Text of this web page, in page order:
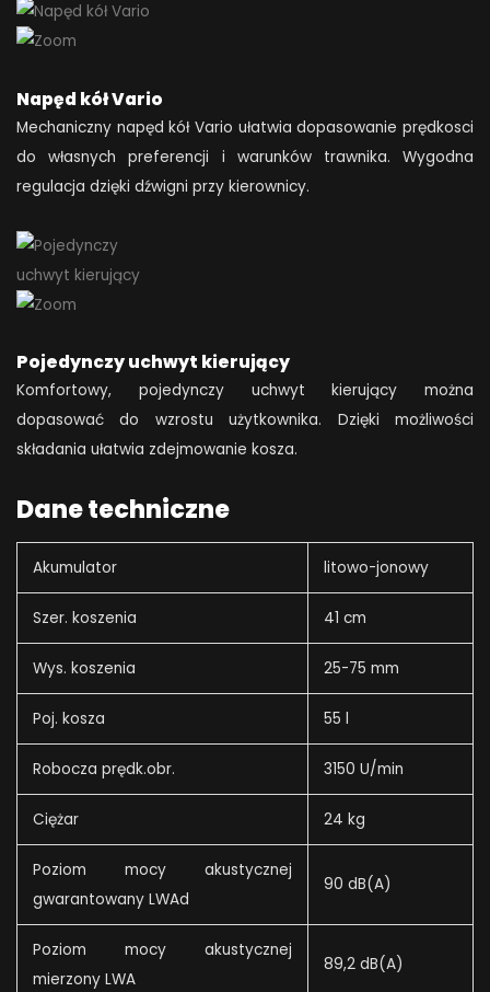
Napęd kół Vario
Mechaniczny napęd kół Vario ułatwia dopasowanie prędkosci
do własnych preferencji i warunków trawnika. Wygodna
regulacja dzięki dźwigni przy kierownicy.
Pojedynczy uchwyt kierujący
Komfortowy, pojedynczy uchwyt kierujący można
dopasować do wzrostu użytkownika. Dzięki możliwości
składania ułatwia zdejmowanie kosza.
Dane techniczne
Akumulator litowo-jonowy
Szer. koszenia 41 cm
Wys. koszenia 25-75 mm
Poj. kosza 55 l
Robocza prędk.obr. 3150 U/min
Ciężar 24 kg
Poziom mocy akustycznej
gwarantowany LWAd
90 dB(A)
Poziom mocy akustycznej
mierzony LWA
89,2 dB(A)